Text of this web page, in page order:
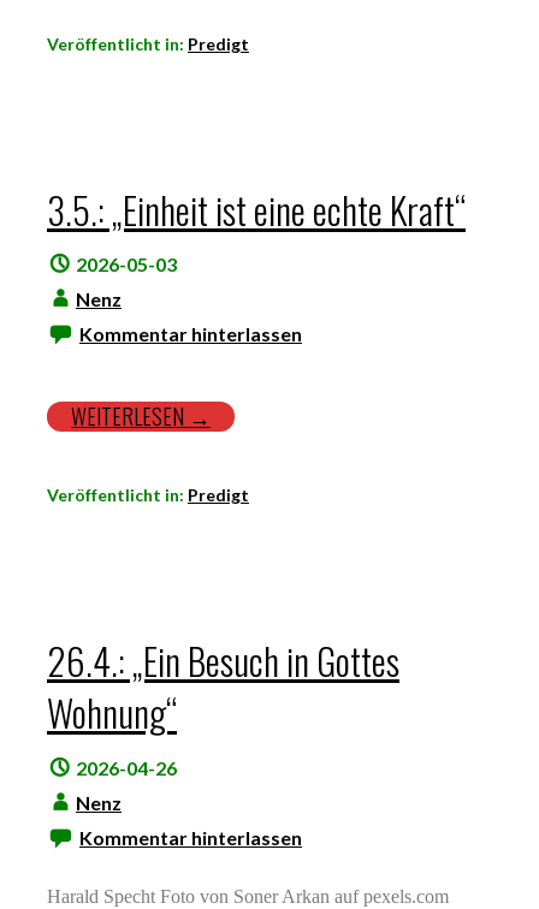
Veröffentlicht in: Predigt
3.5.: „Einheit ist eine echte Kraft“
2026-05-03
Nenz
Kommentar hinterlassen
WEITERLESEN →
Veröffentlicht in: Predigt
26.4.: „Ein Besuch in Gottes
Wohnung“
2026-04-26
Nenz
Kommentar hinterlassen
Harald Specht Foto von Soner Arkan auf pexels.com